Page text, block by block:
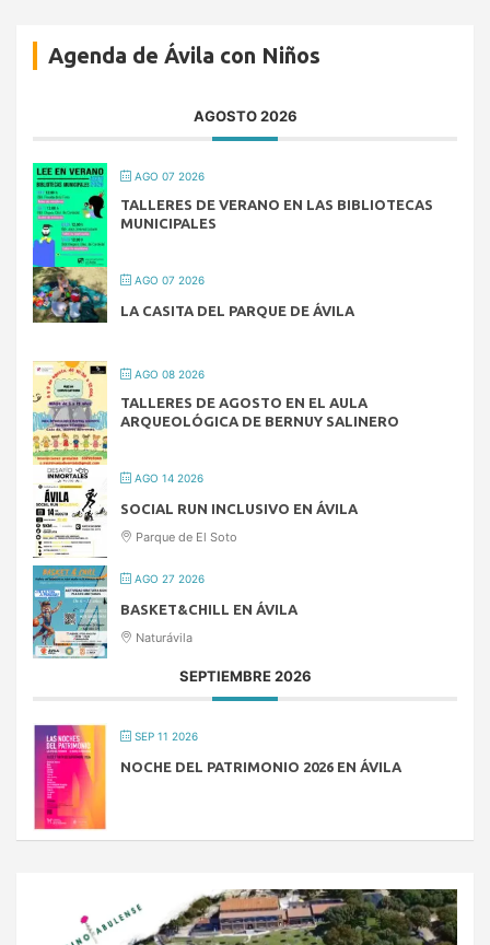
Agenda de Ávila con Niños
AGOSTO 2026
AGO 07 2026
TALLERES DE VERANO EN LAS BIBLIOTECAS
MUNICIPALES
AGO 07 2026
LA CASITA DEL PARQUE DE ÁVILA
AGO 08 2026
TALLERES DE AGOSTO EN EL AULA
ARQUEOLÓGICA DE BERNUY SALINERO
AGO 14 2026
SOCIAL RUN INCLUSIVO EN ÁVILA
Parque de El Soto
AGO 27 2026
BASKET&CHILL EN ÁVILA
Naturávila
SEPTIEMBRE 2026
SEP 11 2026
NOCHE DEL PATRIMONIO 2026 EN ÁVILA